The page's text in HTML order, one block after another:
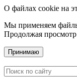
О файлах cookie на
Мы применяем
Продолжая
Принимаю